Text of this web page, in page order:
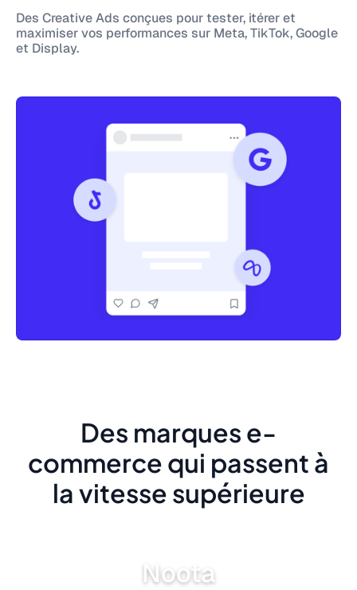
Des Creative Ads conçues pour tester, itérer et
maximiser vos performances sur Meta, TikTok, Google
et Display.
Des marques e-
commerce qui passent à
la vitesse supérieure
Noota